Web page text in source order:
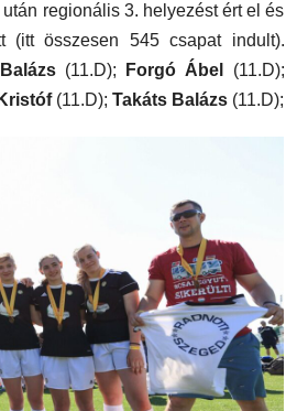
regionális 3. helyezést ért el és
(itt összesen 545 csapat indult).
(11.D); Forgó Ábel
(11.D);
(11.D); Takáts Balázs (11.D);